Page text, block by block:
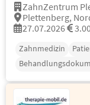
ZahnZentrum
Plettenberg,
27.07.2026
Zahnmedizin